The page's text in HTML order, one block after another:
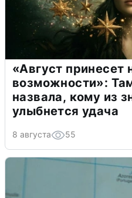
«Август принесет
возможности»:
назвала, кому из
улыбнется удача
8 августа 55